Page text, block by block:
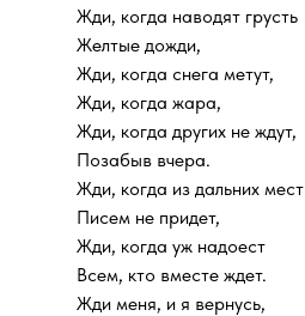
Жди, когда наводят грусть
Желтые дожди,
Жди, когда снега метут,
Жди, когда жара,
Жди, когда других не ждут,
Позабыв вчера.
Жди, когда из дальних мест
Писем не придет,
Жди, когда уж надоест
Всем, кто вместе ждет.
Жди меня, и я вернусь,